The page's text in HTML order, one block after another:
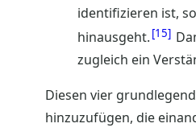
identifizieren ist,
hinausgeht. 15
zugleich ein
Diesen vier
hinzuzufügen, die